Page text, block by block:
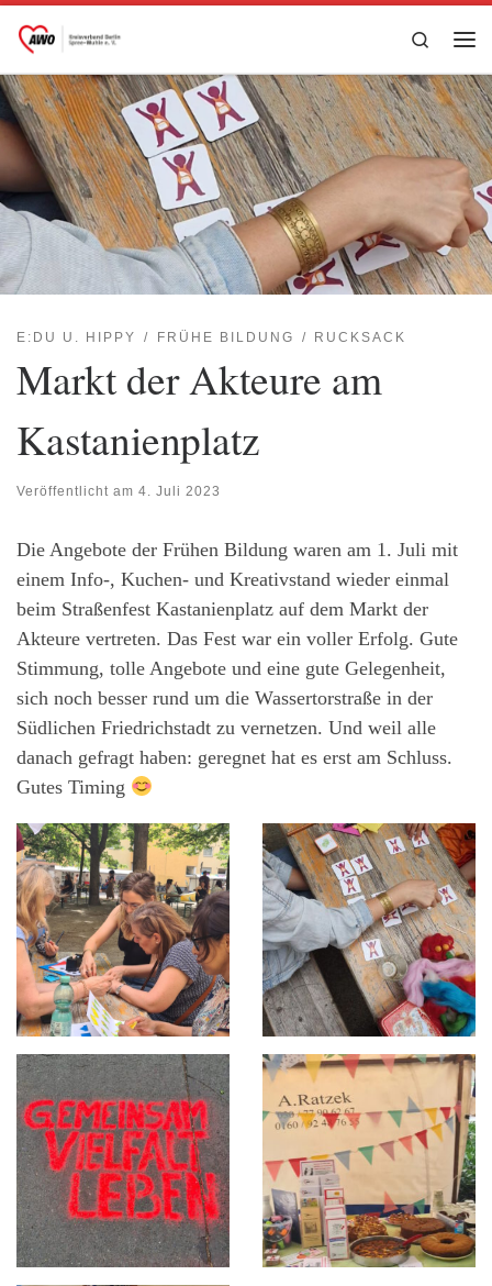
Zum Inhalt springen
Search
E:DU U. HIPPY FRÜHE BILDUNG RUCKSACK
Markt der Akteure am
Kastanienplatz
Veröffentlicht am 4. Juli 2023
Die Angebote der Frühen Bildung waren am 1. Juli mit
einem Info-, Kuchen- und Kreativstand wieder einmal
beim Straßenfest Kastanienplatz auf dem Markt der
Akteure vertreten. Das Fest war ein voller Erfolg. Gute
Stimmung, tolle Angebote und eine gute Gelegenheit,
sich noch besser rund um die Wassertorstraße in der
Südlichen Friedrichstadt zu vernetzen. Und weil alle
danach gefragt haben: geregnet hat es erst am Schluss.
Gutes Timing